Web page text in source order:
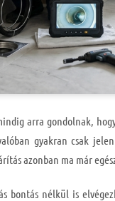
arra gondolnak,
gyakran csak
azonban ma már
bontás nélkül is